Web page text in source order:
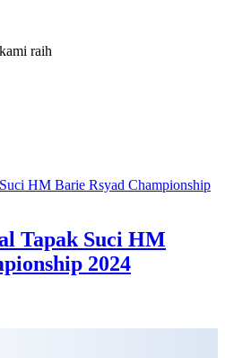
raih
Tapak Suci HM
2024